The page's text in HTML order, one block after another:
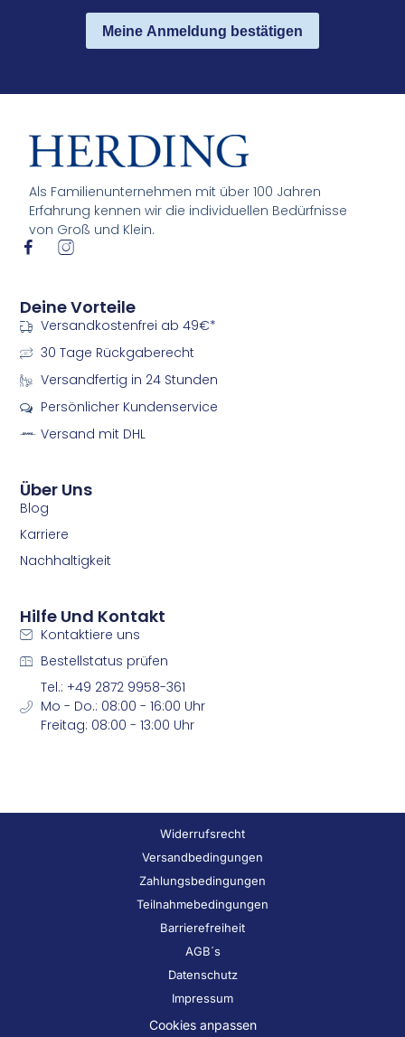
Meine Anmeldung bestätigen
Als Familienunternehmen mit über 100 Jahren
Erfahrung kennen wir die individuellen Bedürfnisse
von Groß und Klein.
I
-
f
a
c
e
b
o
k
I
-
i
n
s
t
g
a
Über Uns
Blog
Karriere
Nachhaltigkeit
Deine Vorteile
Versandkostenfrei ab 49€*
30 Tage Rückgaberecht
Versandfertig in 24 Stunden
Persönlicher Kundenservice
Versand mit DHL
Hilfe Und Kontakt
Kontaktiere uns
Bestellstatus prüfen
Tel.: +49 2872 9958-361
Mo - Do.: 08:00 - 16:00 Uhr
Freitag: 08:00 - 13:00 Uhr
Widerrufsrecht
Versandbedingungen
Zahlungsbedingungen
Teilnahmebedingungen
Barrierefreiheit
AGB´s
Datenschutz
Impressum
Cookies anpassen